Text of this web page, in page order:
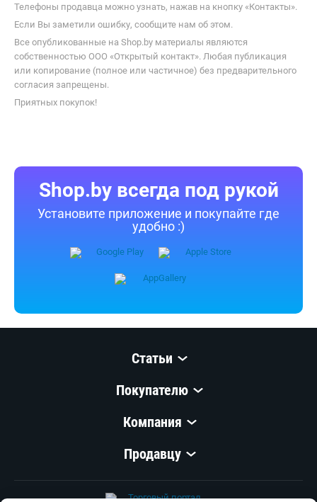
Телефоны продавца можно узнать, нажав на кнопку «Контакты».
Если Вы заметили ошибку, сообщите нам об этом.
Все опубликованные на Shop.by материалы являются
собственностью ООО «Открытый контакт». Любая публикация
или копирование (полное или частичное) без предварительного
согласия запрещены.
Приятных покупок!
Shop.by всегда под рукой
Установите приложение и покупайте где
удобно :)
Статьи
Покупателю
Компания
Продавцу